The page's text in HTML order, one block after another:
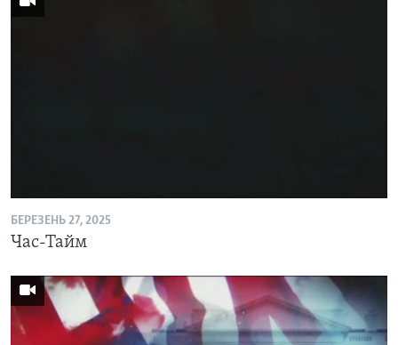
БЕРЕЗЕНЬ 27, 2025
Час-Тайм